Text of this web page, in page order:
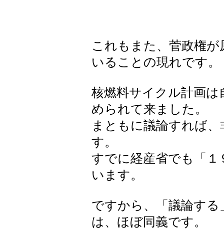
これもまた、菅政権
いることの現れです。
核燃料サイクル計画は
められて来ました。
まともに議論すれば
す。
すでに経産省でも「１
います。
ですから、「議論す
は、ほぼ同義です。